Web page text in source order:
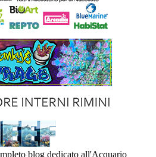
blog dedicato all'Acquario